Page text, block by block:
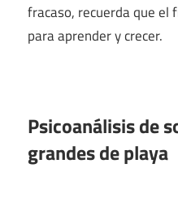
fracaso, recuerda que el
para aprender y crecer.
Psicoanálisis de
grandes de playa